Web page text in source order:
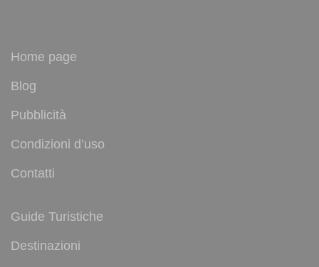
Home page
Blog
Pubblicità
Condizioni d’uso
Contatti
Guide Turistiche
Destinazioni